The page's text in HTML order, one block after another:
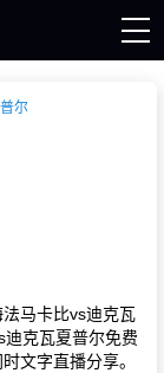
尔
法马卡比vs迪克瓦
克瓦夏普尔免费
文字直播分享。